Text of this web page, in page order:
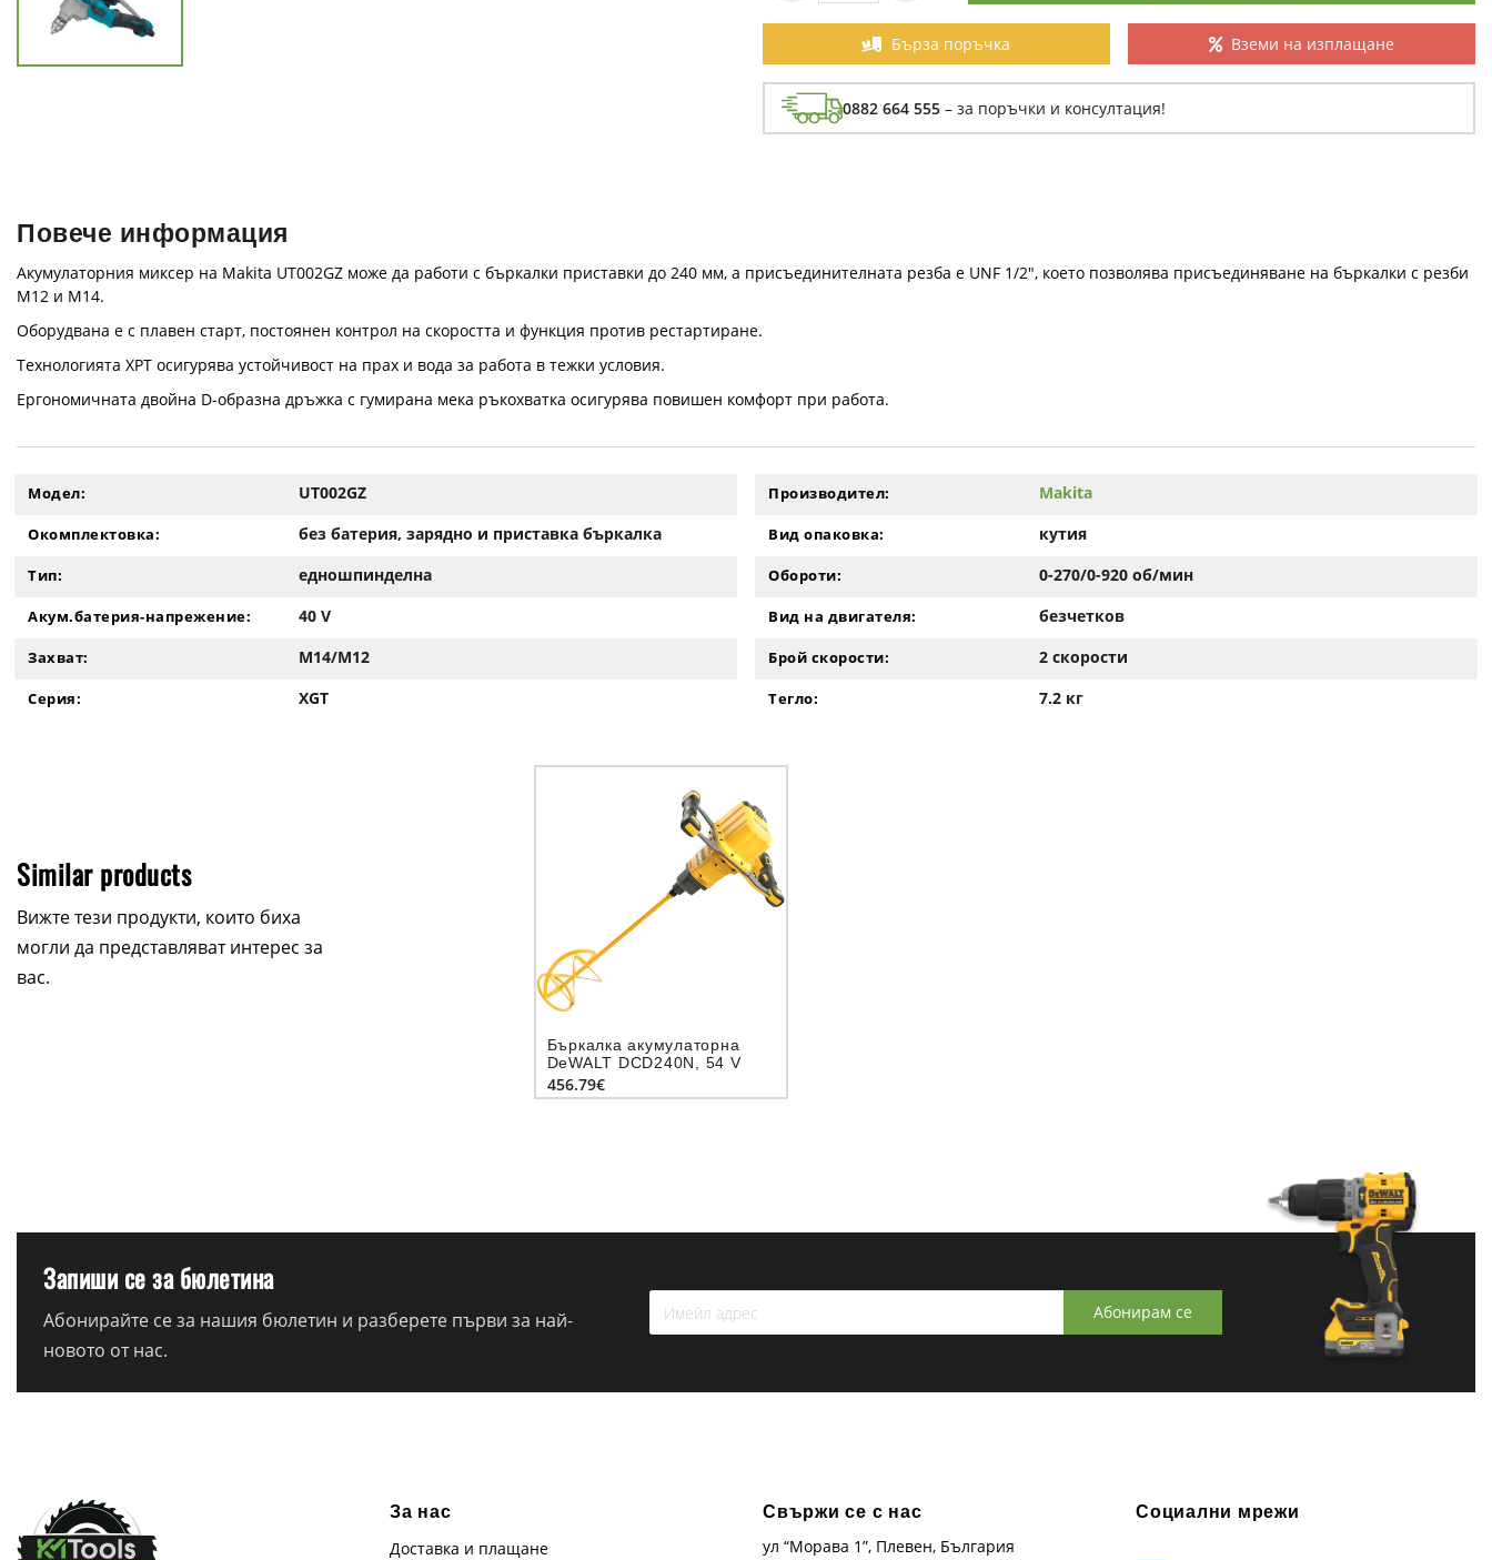
Бърза поръчка Вземи на изплащане
0882 664 555 – за поръчки и консултация!
Повече информация
Акумулаторния миксер на Makita UT002GZ може да работи с бъркалки приставки до 240 мм, а присъединителната резба е UNF 1/2", което позволява присъединяване на бъркалки с резби
M12 и M14.
Оборудвана е с плавен старт, постоянен контрол на скоростта и функция против рестартиране.
Технологията XPT осигурява устойчивост на прах и вода за работа в тежки условия.
Ергономичната двойна D-образна дръжка с гумирана мека ръкохватка осигурява повишен комфорт при работа.
Модел: UT002GZ Производител: Makita
Окомплектовка: без батерия, зарядно и приставка бъркалка Вид опаковка: кутия
Тип: едношпинделна Обороти: 0-270/0-920 об/мин
Акум.батерия-напрежение: 40 V Вид на двигателя: безчетков
Захват: M14/M12 Брой скорости: 2 скорости
Серия: XGT Тегло: 7.2 кг
Similar products
Вижте тези продукти, които биха
могли да представляват интерес за
вас.
Бъркалка акумулаторна
DeWALT DCD240N, 54 V
456.79€
Запиши се за бюлетина
Абонирайте се за нашия бюлетин и разберете първи за най-
новото от нас.
Абонирам се
За нас
Доставка и плащане
Свържи се с нас
ул “Морава 1”, Плевен, България
Социални мрежи